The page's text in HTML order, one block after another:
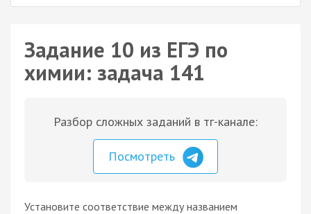
Задание 10 из ЕГЭ по
химии: задача 141
Разбор сложных заданий в тг-канале:
Посмотреть
Установите соответствие между названием